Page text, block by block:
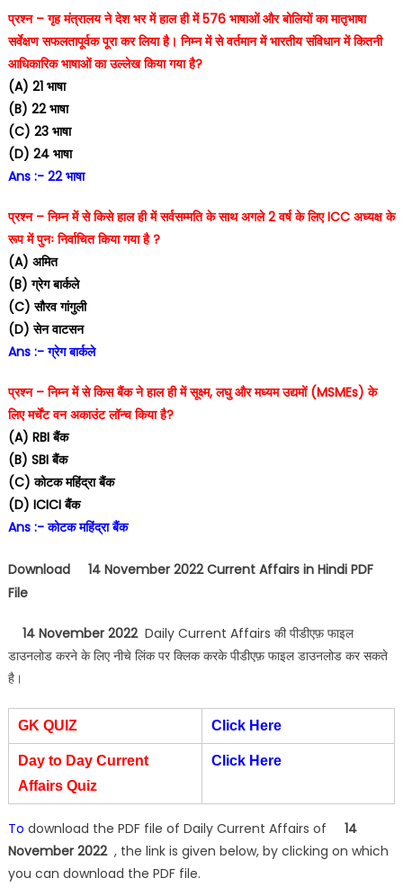
प्रश्न – गृह मंत्रालय ने देश भर में हाल ही में 576 भाषाओं और बोलियों का मातृभाषा
सर्वेक्षण सफलतापूर्वक पूरा कर लिया है। निम्न में से वर्तमान में भारतीय संविधान में कितनी
आधिकारिक भाषाओं का उल्लेख किया गया है?
(A) 21 भाषा
(B) 22 भाषा
(C) 23 भाषा
(D) 24 भाषा
Ans :- 22 भाषा
प्रश्न – निम्न में से किसे हाल ही में सर्वसम्मति के साथ अगले 2 वर्ष के लिए ICC अध्यक्ष के
रूप में पुनः निर्वाचित किया गया है ?
(A) अमित
(B) ग्रेग बार्कले
(C) सौरव गांगुली
(D) सेन वाटसन
Ans :- ग्रेग बार्कले
प्रश्न – निम्न में से किस बैंक ने हाल ही में सूक्ष्म, लघु और मध्यम उद्यमों (MSMEs) के
लिए मर्चेंट वन अकाउंट लॉन्च किया है?
(A) RBI बैंक
(B) SBI बैंक
(C) कोटक महिंद्रा बैंक
(D) ICICI बैंक
Ans :- कोटक महिंद्रा बैंक
Download 14 November 2022 Current Affairs in Hindi PDF
File
14 November 2022 Daily Current Affairs की पीडीएफ़ फाइल
डाउनलोड करने के लिए नीचे लिंक पर क्लिक करके पीडीएफ़ फाइल डाउनलोड कर सकते
है।
GK QUIZ Click Here
Day to Day Current
Affairs Quiz
Click Here
To download the PDF file of Daily Current Affairs of
14
November 2022 , the link is given below, by clicking on which
you can download the PDF file.